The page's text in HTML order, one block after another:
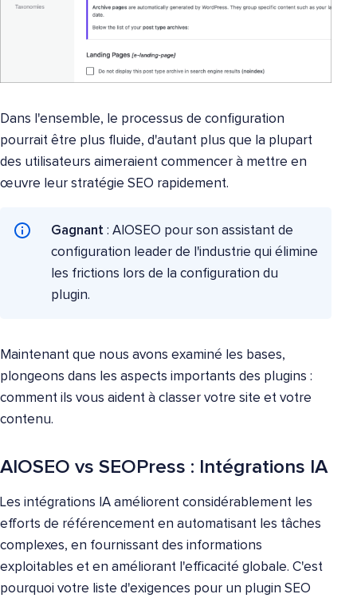
Dans l'ensemble, le processus de configuration
pourrait être plus fluide, d'autant plus que la plupart
des utilisateurs aimeraient commencer à mettre en
œuvre leur stratégie SEO rapidement.
Gagnant : AIOSEO pour son assistant de
configuration leader de l'industrie qui élimine
les frictions lors de la configuration du
plugin.
Maintenant que nous avons examiné les bases,
plongeons dans les aspects importants des plugins :
comment ils vous aident à classer votre site et votre
contenu.
AIOSEO vs SEOPress : Intégrations IA
Les intégrations IA améliorent considérablement les
efforts de référencement en automatisant les tâches
complexes, en fournissant des informations
exploitables et en améliorant l'efficacité globale. C'est
pourquoi votre liste d'exigences pour un plugin SEO